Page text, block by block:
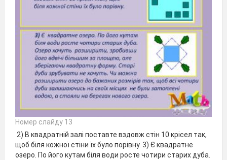
Номер слайду 13
2) В квадратній залі поставте вздовж стін 10 крісел так,
щоб біля кожної стіни їх було порівну. 3) Є квадратне
озеро. По його кутам біля води росте чотири старих дуба.